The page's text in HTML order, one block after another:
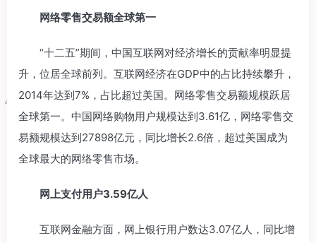
网络零售交易额全球第一
“十二五”期间，中国互联网对经济增长的贡献率明显提
升，位居全球前列。互联网经济在GDP中的占比持续攀升，
2014年达到7%，占比超过美国。网络零售交易额规模跃居
全球第一。中国网络购物用户规模达到3.61亿，网络零售交
易额规模达到27898亿元，同比增长2.6倍，超过美国成为
全球最大的网络零售市场。
网上支付用户3.59亿人
互联网金融方面，网上银行用户数达3.07亿人，同比增